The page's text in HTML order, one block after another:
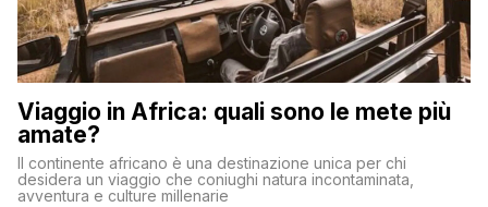
Viaggio in Africa: quali sono le mete più
amate?
Il continente africano è una destinazione unica per chi
desidera un viaggio che coniughi natura incontaminata,
avventura e culture millenarie